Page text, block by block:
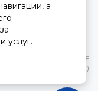
услуг, носит
условиях не является
Статьи 437(2)
а
услуг.